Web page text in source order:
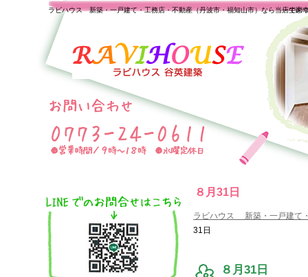
８月31日
一生の
ラビハウス 新築・一戸建て・工務店・不動産（丹波市・福知山市）なら当店で家
ラビハウス 新築・一戸建て
31日
８月31日